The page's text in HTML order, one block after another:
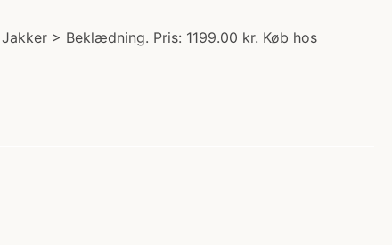
> Beklædning. Pris: 1199.00 kr. Køb hos